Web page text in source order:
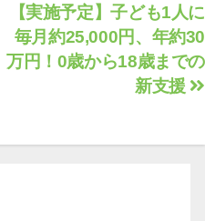
【実施予定】子ども1人に
毎月約25,000円、年約30
万円！0歳から18歳までの
新支援